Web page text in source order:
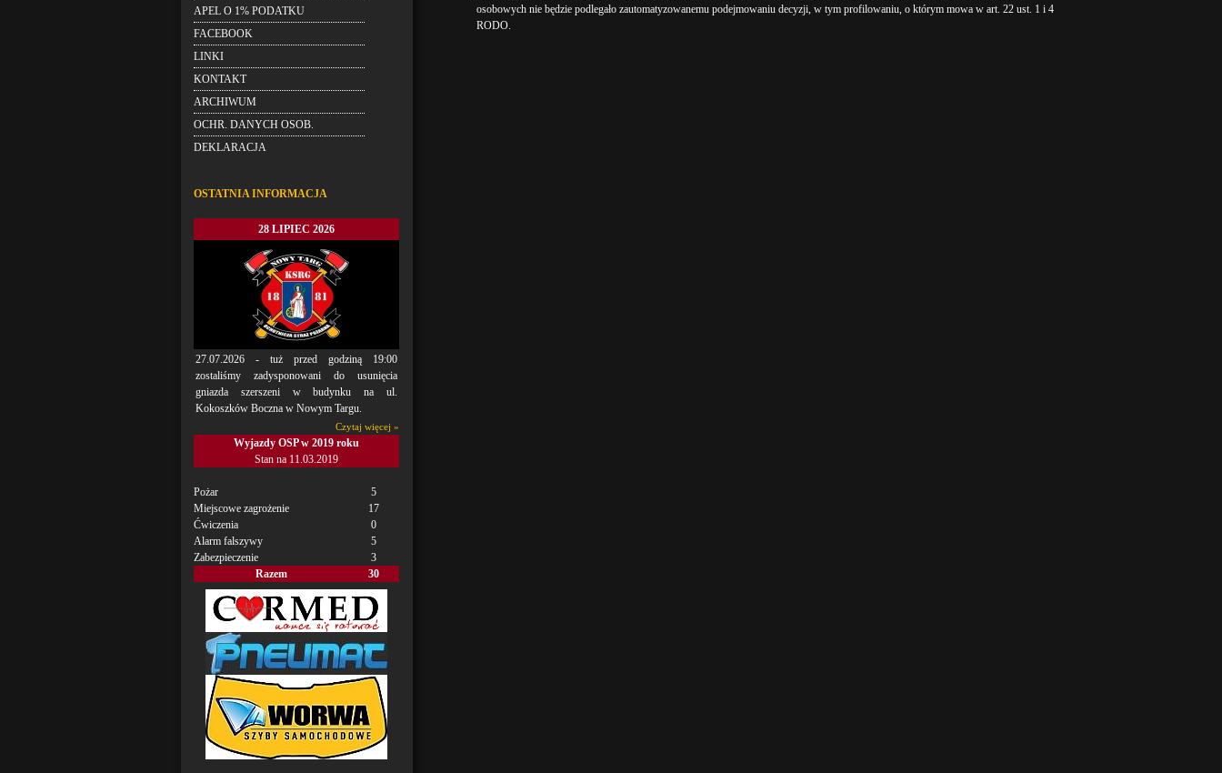
APEL O 1% PODATKU
FACEBOOK
LINKI
KONTAKT
ARCHIWUM
OCHR. DANYCH OSOB.
DEKLARACJA
OSTATNIA INFORMACJA
28 LIPIEC 2026
27.07.2026 - tuż przed godziną 19:00
zostaliśmy zadysponowani do usunięcia
gniazda szerszeni w budynku na ul.
Kokoszków Boczna w Nowym Targu.
Czytaj więcej »
Wyjazdy OSP w 2019 roku
Stan na 11.03.2019
Pożar
5
Miejscowe zagrożenie
17
Ćwiczenia
0
Alarm falszywy
5
Zabezpieczenie
3
Razem
30
osobowych nie będzie podlegało zautomatyzowanemu podejmowaniu decyzji, w tym profilowaniu, o którym mowa w art. 22 ust. 1 i 4
RODO.